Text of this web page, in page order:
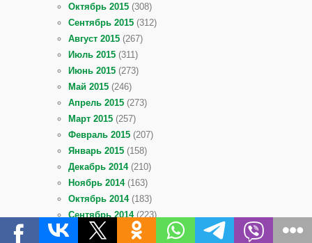
Октябрь 2015 (308)
Сентябрь 2015 (312)
Август 2015 (267)
Июль 2015 (311)
Июнь 2015 (273)
Май 2015 (246)
Апрель 2015 (273)
Март 2015 (257)
Февраль 2015 (207)
Январь 2015 (158)
Декабрь 2014(210)
Ноябрь 2014(163)
Октябрь 2014(183)
Сентябрь 2014(223)
Август 2014
(172)